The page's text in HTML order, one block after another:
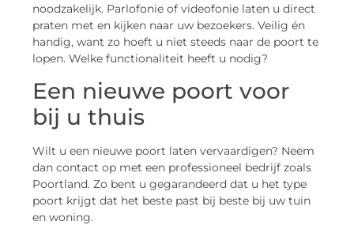
noodzakelijk. Parlofonie of videofonie laten u direct
praten met en kijken naar uw bezoekers. Veilig én
handig, want zo hoeft u niet steeds naar de poort te
lopen. Welke functionaliteit heeft u nodig?
Een nieuwe poort voor
bij u thuis
Wilt u een nieuwe poort laten vervaardigen? Neem
dan contact op met een professioneel bedrijf zoals
Poortland. Zo bent u gegarandeerd dat u het type
poort krijgt dat het beste past bij beste bij uw tuin
en woning.